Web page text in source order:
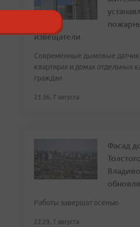
извещатели
Современные дымовые
квартирах и домах отдельных
граждан
23:36, 7 августа
Фасад
Работы завершат осенью
22:29, 7 августа